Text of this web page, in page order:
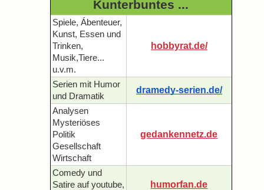
Kunterbuntes ...
Spiele, Ábenteuer,
Kunst, Essen und
Trinken,
Musik,Tiere...
u.v.m.
hobbyrat.de/
Serien mit Humor
und Dramatik
dramedy-serien.de/
Analysen
Mysteriöses
Politik
Gesellschaft
Wirtschaft
gedankennetz.de
Comedy und
Satire auf youtube,
humorfan.de